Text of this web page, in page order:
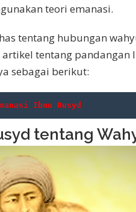
teori emanasi.
tentang hubungan
tentang pandangan
sebagai berikut:
Ibnu Rusyd
tentang